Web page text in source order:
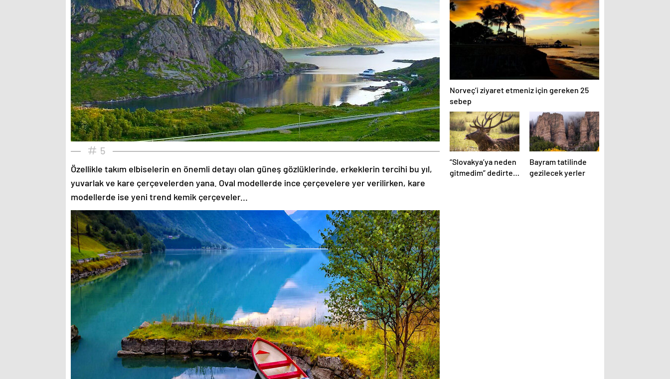
5
Özellikle takım elbiselerin en önemli detayı olan güneş gözlüklerinde, erkeklerin tercihi bu yıl,
yuvarlak ve kare çerçevelerden yana. Oval modellerde ince çerçevelere yer verilirken, kare
modellerde ise yeni trend kemik çerçeveler...
Geographic
görüntüledi.
Norveç’i ziyaret etmeniz için gereken 25
sebep
“Slovakya’ya neden
gitmedim” dedirten
Bayram tatilinde
gezilecek yerler